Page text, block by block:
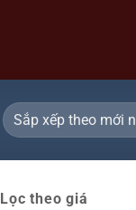
Lọc theo giá